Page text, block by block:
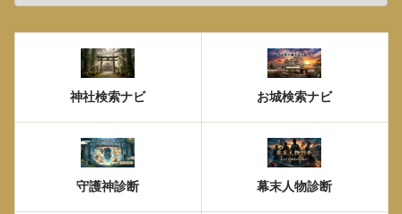
神社検索ナビ お城検索ナビ
守護神診断 幕末人物診断